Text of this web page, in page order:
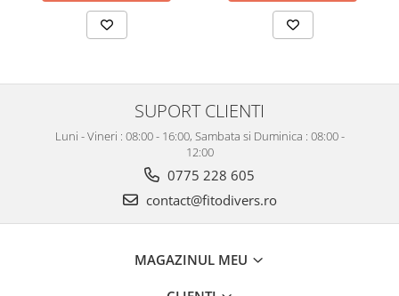
SUPORT CLIENTI
Luni - Vineri : 08:00 - 16:00, Sambata si Duminica : 08:00 -
12:00
0775 228 605
contact@fitodivers.ro
MAGAZINUL MEU